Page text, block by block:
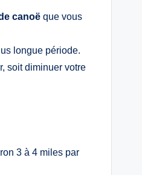
canoë que vous
longue période.
soit diminuer votre
3 à 4 miles par